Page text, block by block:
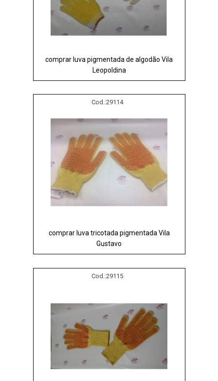
comprar luva pigmentada de algodão Vila
Leopoldina
Cod.:29114
comprar luva tricotada pigmentada Vila
Gustavo
Cod.:29115